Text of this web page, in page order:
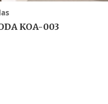
KOA-003